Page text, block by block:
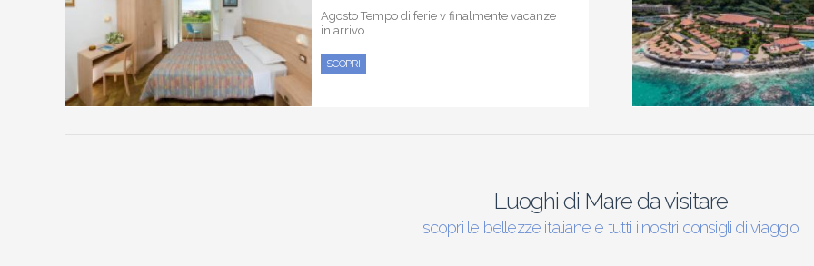
Agosto Tempo di ferie v finalmente vacanze
in arrivo ...
SCOPRI
Luoghi di Mare da visitare
scopri le bellezze italiane e tutti i nostri consigli di viaggio